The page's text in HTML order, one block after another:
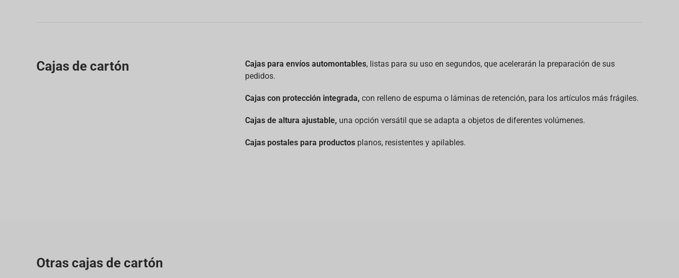
Cajas de cartón Cajas para envíos automontables, listas para su uso en segundos, que acelerarán la preparación de sus
pedidos.
Cajas con protección integrada, con relleno de espuma o láminas de retención, para los artículos más frágiles.
Cajas de altura ajustable, una opción versátil que se adapta a objetos de diferentes volúmenes.
Cajas postales para productos planos, resistentes y apilables.
Otras cajas de cartón